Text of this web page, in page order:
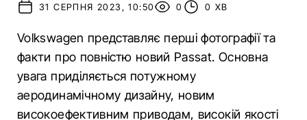
31 СЕРПНЯ 2023, 10:50
0 0 ХВ
Volkswagen представляє перші фотографії та
факти про повністю новий Passat. Основна
увага приділяється потужному
аеродинамічному дизайну, новим
високоефективним приводам, високій якості